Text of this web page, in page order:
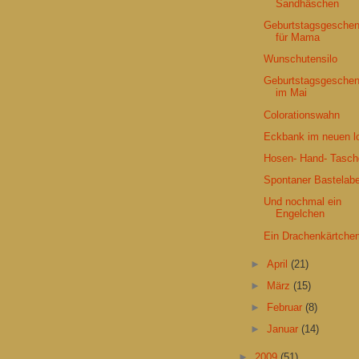
Sandhäschen
für Mama
Wunschutensilo
im Mai
Colorationswahn
Eckbank im neuen
Hosen- Hand-
Spontaner
Und nochmal ein
Engelchen
Ein
►April(21)
►
März(15)
►
Februar(8)
►Januar(14)